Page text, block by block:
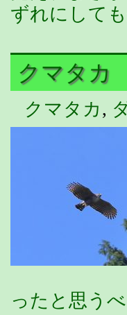
ずれにして
クマタカ
クマタカ ,
ったと思う